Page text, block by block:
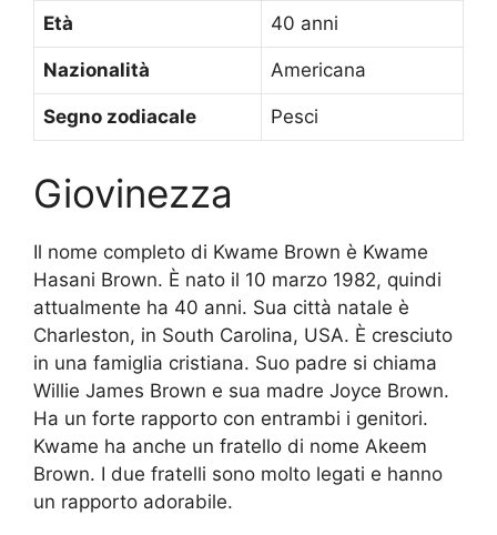
Età 40 anni
Nazionalità Americana
Segno zodiacale Pesci
Giovinezza
Il nome completo di Kwame Brown è Kwame
Hasani Brown. È nato il 10 marzo 1982, quindi
attualmente ha 40 anni. Sua città natale è
Charleston, in South Carolina, USA. È cresciuto
in una famiglia cristiana. Suo padre si chiama
Willie James Brown e sua madre Joyce Brown.
Ha un forte rapporto con entrambi i genitori.
Kwame ha anche un fratello di nome Akeem
Brown. I due fratelli sono molto legati e hanno
un rapporto adorabile.